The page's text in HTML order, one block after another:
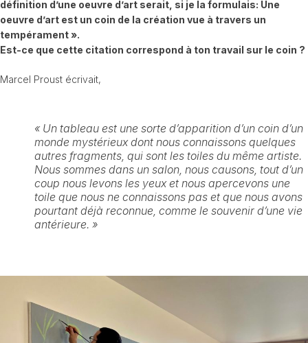
définition d’une oeuvre d’art serait, si je la formulais: Une
oeuvre d’art est un coin de la création vue à travers un
tempérament ».
Est-ce que cette citation correspond à ton travail sur le coin ?
Marcel Proust écrivait,
« Un tableau est une sorte d’apparition d’un coin d’un
monde mystérieux dont nous connaissons quelques
autres fragments, qui sont les toiles du même artiste.
Nous sommes dans un salon, nous causons, tout d’un
coup nous levons les yeux et nous apercevons une
toile que nous ne connaissons pas et que nous avons
pourtant déjà reconnue, comme le souvenir d’une vie
antérieure. »